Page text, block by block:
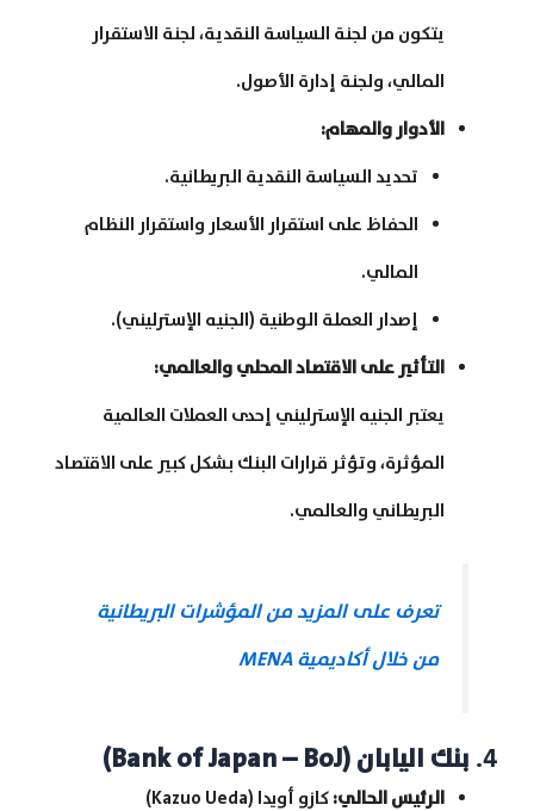
يتكون من لجنة السياسة النقدية، لجنة الاستقرار
المالي، ولجنة إدارة الأصول.
الأدوار والمهام:
تحديد السياسة النقدية البريطانية.
الحفاظ على استقرار الأسعار واستقرار النظام
المالي.
إصدار العملة الوطنية (الجنيه الإسترليني).
التأثير على الاقتصاد المحلي والعالمي:
يعتبر الجنيه الإسترليني إحدى العملات العالمية
المؤثرة، وتؤثر قرارات البنك بشكل كبير على الاقتصاد
البريطاني والعالمي.
تعرف على المزيد من المؤشرات البريطانية
من خلال أكاديميةMENA
4. بنك اليابان (Bank of Japan – BoJ)
الرئيس الحالي: كازو أويدا (Kazuo Ueda)